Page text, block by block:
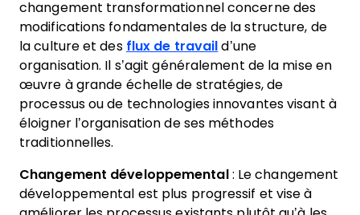
changement transformationnel concerne des
modifications fondamentales de la structure, de
la culture et des flux de travail d’une
organisation. Il s’agit généralement de la mise en
œuvre à grande échelle de stratégies, de
processus ou de technologies innovantes visant à
éloigner l’organisation de ses méthodes
traditionnelles.
Changement développemental : Le changement
développemental est plus progressif et vise à